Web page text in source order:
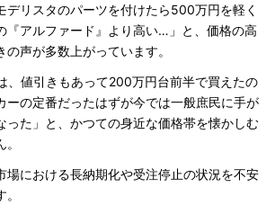
デリスタのパーツを付けたら500万円を軽く
『アルファード』より高い…」と、価格の高
声が多数上がっています。
、値引きもあって200万円台前半で買えたの
ーの定番だったはずが今では一般庶民に手が
った」と、かつての身近な価格帯を懐かしむ
における長納期化や受注停止の状況を不安